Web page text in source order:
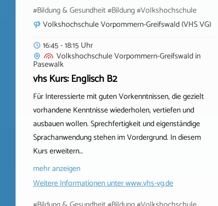
#Bildung & Gesundheit #Bildung #Volkshochschule
Volkshochschule Vorpommern-Greifswald (VHS VG)
16:45 - 18:15 Uhr
Volkshochschule Vorpommern-Greifswaldin
Pasewalk
vhs Kurs: Englisch B2
Für Interessierte mit guten Vorkenntnissen, die gezielt
vorhandene Kenntnisse wiederholen, vertiefen und
ausbauen wollen. Sprechfertigkeit und eigenständige
Sprachanwendung stehen im Vordergrund. In diesem
Kurs erweitern…
mehr anzeigen
Weitere Informationen unterwww.vhs-vg.de